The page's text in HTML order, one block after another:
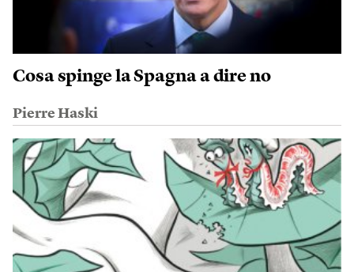
Cosa spinge la Spagna a dire no
Pierre Haski